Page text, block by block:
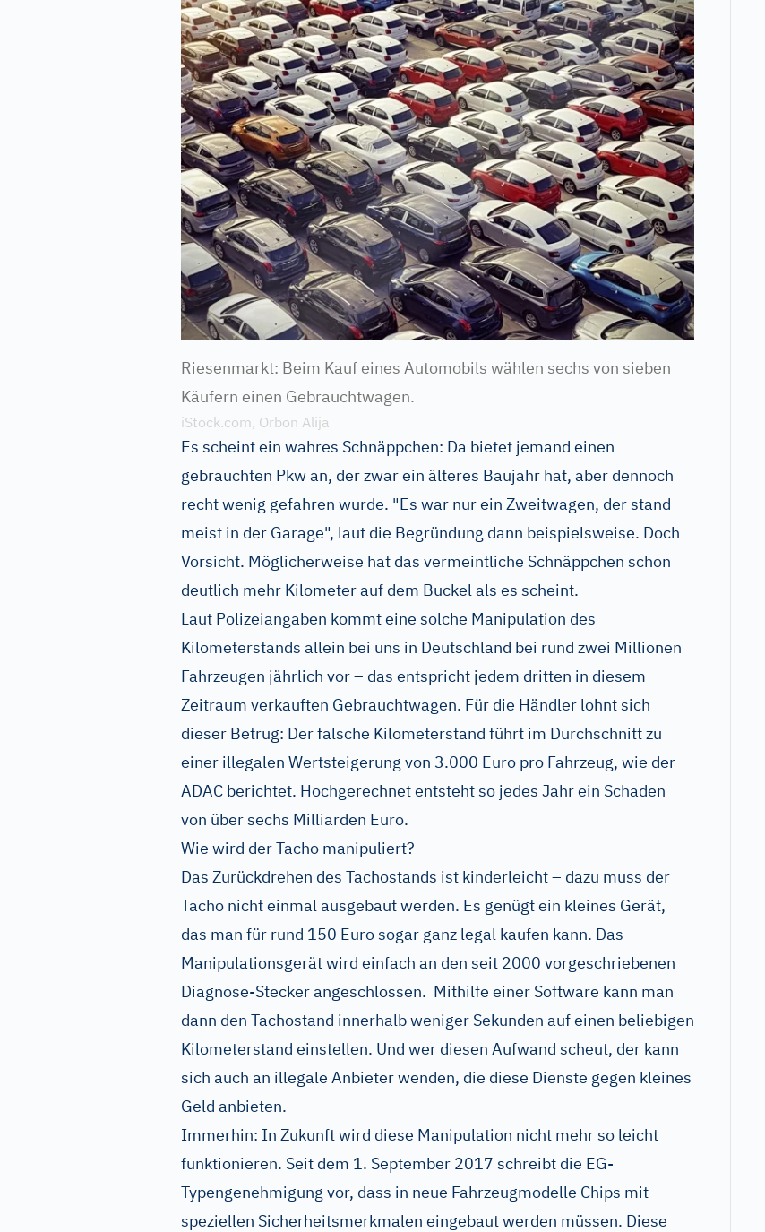
Riesenmarkt: Beim Kauf eines Automobils wählen sechs von sieben
Käufern einen Gebraucht­wagen.
iStock.com, Orbon Alija
Es scheint ein wahres Schnäppchen: Da bietet jemand einen
gebrauchten Pkw an, der zwar ein älteres Baujahr hat, aber dennoch
recht wenig gefahren wurde. "Es war nur ein Zweitwagen, der stand
meist in der Garage", laut die Begründung dann beispielsweise. Doch
Vorsicht. Möglicherweise hat das vermeintliche Schnäppchen schon
deutlich mehr Kilometer auf dem Buckel als es scheint.
Laut Polizeiangaben kommt eine solche Manipulation des
Kilometerstands allein bei uns in Deutschland bei rund zwei Millionen
Fahrzeugen jährlich vor – das entspricht jedem dritten in diesem
Zeitraum verkauften Gebrauchtwagen. Für die Händler lohnt sich
dieser Betrug: Der falsche Kilometerstand führt im Durchschnitt zu
einer illegalen Wertsteigerung von 3.000 Euro pro Fahrzeug, wie der
ADAC berichtet. Hochgerechnet entsteht so jedes Jahr ein Schaden
von über sechs Milliarden Euro.
Wie wird der Tacho manipuliert?
Das Zurückdrehen des Tachostands ist kinderleicht – dazu muss der
Tacho nicht einmal ausgebaut werden. Es genügt ein kleines Gerät,
das man für rund 150 Euro sogar ganz legal kaufen kann. Das
Manipulationsgerät wird einfach an den seit 2000 vorgeschriebenen
Diagnose-Stecker angeschlossen. Mithilfe einer Software kann man
dann den Tachostand innerhalb weniger Sekunden auf einen beliebigen
Kilometerstand einstellen. Und wer diesen Aufwand scheut, der kann
sich auch an illegale Anbieter wenden, die diese Dienste gegen kleines
Geld anbieten.
Immerhin: In Zukunft wird diese Manipulation nicht mehr so leicht
funktionieren. Seit dem 1. September 2017 schreibt die EG-
Typengenehmigung vor, dass in neue Fahrzeugmodelle Chips mit
speziellen Sicherheitsmerkmalen eingebaut werden müssen. Diese